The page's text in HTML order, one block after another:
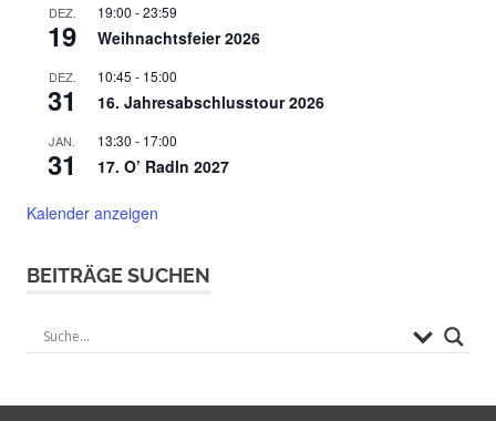
DEZ.
19
19:00 -23:59
Weihnachtsfeier 2026
DEZ.
31
10:45 - 15:00
16. Jahresabschlusstour 2026
JAN.
31
13:30 - 17:00
17. O’ Radln 2027
Kalender anzeigen
BEITRÄGE SUCHEN